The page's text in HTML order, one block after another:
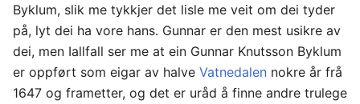
Byklum, slik me tykkjer det lisle me veit om dei tyder
på, lyt dei ha vore hans. Gunnar er den mest usikre av
dei, men Iallfall ser me at ein Gunnar Knutsson Byklum
er oppført som eigar av halve Vatnedalen nokre år frå
1647 og frametter, og det er uråd å finne andre trulege